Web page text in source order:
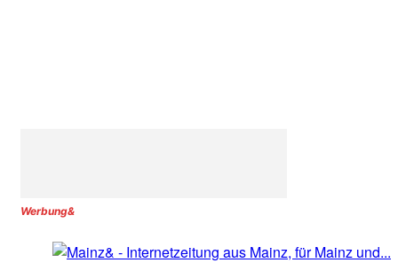
Werbung&